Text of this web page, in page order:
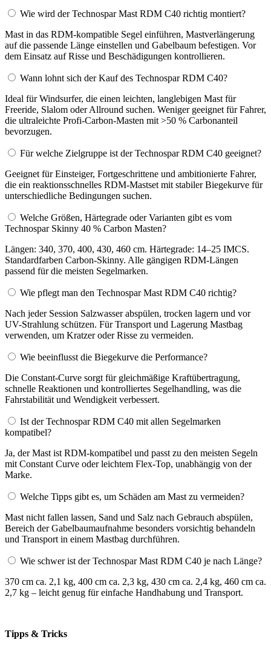
Wie wird der Technospar Mast RDM C40 richtig montiert?
Mast in das RDM-kompatible Segel einführen, Mastverlängerung
auf die passende Länge einstellen und Gabelbaum befestigen. Vor
dem Einsatz auf Risse und Beschädigungen kontrollieren.
Wann lohnt sich der Kauf des Technospar RDM C40?
Ideal für Windsurfer, die einen leichten, langlebigen Mast für
Freeride, Slalom oder Allround suchen. Weniger geeignet für Fahrer,
die ultraleichte Profi-Carbon-Masten mit >50 % Carbonanteil
bevorzugen.
Für welche Zielgruppe ist der Technospar RDM C40 geeignet?
Geeignet für Einsteiger, Fortgeschrittene und ambitionierte Fahrer,
die ein reaktionsschnelles RDM-Mastset mit stabiler Biegekurve für
unterschiedliche Bedingungen suchen.
Welche Größen, Härtegrade oder Varianten gibt es vom
Technospar Skinny 40 % Carbon Masten?
Längen: 340, 370, 400, 430, 460 cm. Härtegrade: 14–25 IMCS.
Standardfarben Carbon-Skinny. Alle gängigen RDM-Längen
passend für die meisten Segelmarken.
Wie pflegt man den Technospar Mast RDM C40 richtig?
Nach jeder Session Salzwasser abspülen, trocken lagern und vor
UV-Strahlung schützen. Für Transport und Lagerung Mastbag
verwenden, um Kratzer oder Risse zu vermeiden.
Wie beeinflusst die Biegekurve die Performance?
Die Constant-Curve sorgt für gleichmäßige Kraftübertragung,
schnelle Reaktionen und kontrolliertes Segelhandling, was die
Fahrstabilität und Wendigkeit verbessert.
Ist der Technospar RDM C40 mit allen Segelmarken
kompatibel?
Ja, der Mast ist RDM-kompatibel und passt zu den meisten Segeln
mit Constant Curve oder leichtem Flex-Top, unabhängig von der
Marke.
Welche Tipps gibt es, um Schäden am Mast zu vermeiden?
Mast nicht fallen lassen, Sand und Salz nach Gebrauch abspülen,
Bereich der Gabelbaumaufnahme besonders vorsichtig behandeln
und Transport in einem Mastbag durchführen.
Wie schwer ist der Technospar Mast RDM C40 je nach Länge?
370 cm ca. 2,1 kg, 400 cm ca. 2,3 kg, 430 cm ca. 2,4 kg, 460 cm ca.
2,7 kg – leicht genug für einfache Handhabung und Transport.
Tipps & Tricks